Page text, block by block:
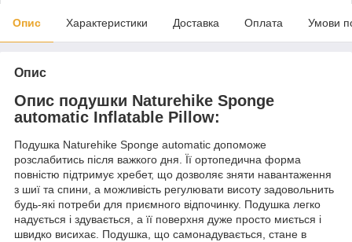
Опис Характеристики Доставка Оплата Умови
Опис
Опис подушки Naturehike Sponge
automatic Inflatable Pillow:
Подушка Naturehike Sponge automatic допоможе
розслабитись після важкого дня. Її ортопедична форма
повністю підтримує хребет, що дозволяє зняти навантаження
з шиї та спини, а можливість регулювати висоту задовольнить
будь-які потреби для приємного відпочинку. Подушка легко
надується і здувається, а її поверхня дуже просто миється і
швидко висихає. Подушка, що самонадувається, стане в